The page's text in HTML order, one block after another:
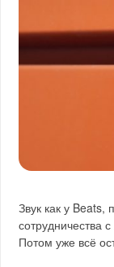
Звук как у Beats,
сотрудничества
Потом уже всё